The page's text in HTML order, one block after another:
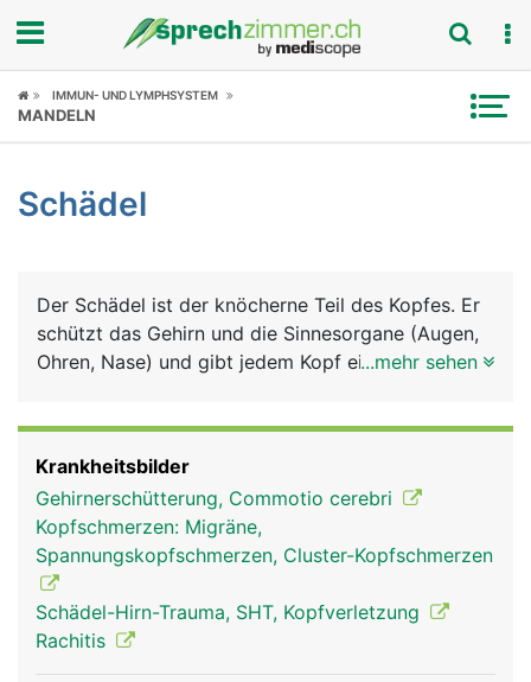
Fokus
Symptome
News
Rubriken
IMMUN- UND LYMPHSYSTEM
MANDELN
Schädel
Der Schädel ist der knöcherne Teil des Kopfes. Er
schützt das Gehirn und die Sinnesorgane (Augen,
Ohren, Nase) und gibt jedem Kopf eine
Keilbein sowie in den Gesichtsschädel mit 2
grossen Knochen, dem Oberkiefer und Unterkiefer
und weiteren kleinen Knochen wie Tränenbein oder
Nasenbein unterteilt werden.
...mehr sehen
Krankheitsbilder
Gehirnerschütterung, Commotio cerebri
Kopfschmerzen: Migräne,
Spannungskopfschmerzen, Cluster-Kopfschmerzen
Schädel-Hirn-Trauma, SHT, Kopfverletzung
Rachitis